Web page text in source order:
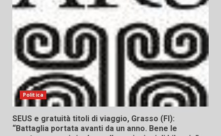
Politica
SEUS e gratuità titoli di viaggio, Grasso (FI):
“Battaglia portata avanti da un anno. Bene le